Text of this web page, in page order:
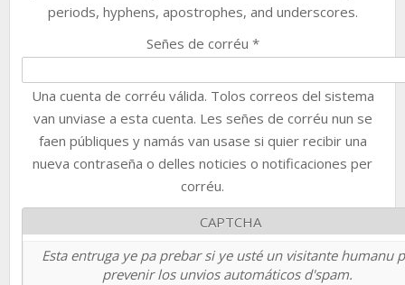
periods, hyphens, apostrophes, and underscores.
Señes de corréu *
Una cuenta de corréu válida. Tolos correos del sistema
van unviase a esta cuenta. Les señes de corréu nun se
faen públiques y namás van usase si quier recibir una
nueva contraseña o delles noticies o notificaciones per
corréu.
CAPTCHA
Esta entruga ye pa prebar si ye usté un visitante humanu
prevenir los unvios automáticos d'spam.